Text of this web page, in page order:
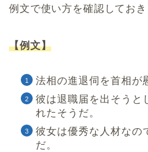
例文で使い方を確認しておき
【例文】
法相の進退伺を首相が
彼は退職届を出そうと
れたそうだ。
彼女は優秀な人材なの
だ。